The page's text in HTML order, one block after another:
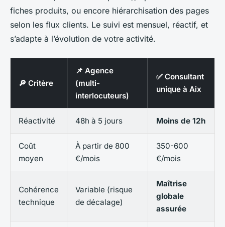
fiches produits, ou encore hiérarchisation des pages
selon les flux clients. Le suivi est mensuel, réactif, et
s’adapte à l’évolution de votre activité.
🔎 Critère
📌 Agence
(multi-
interlocuteurs)
✅ Consultant
unique à Aix
Réactivité 48h à 5 jours Moins de 12h
Coût
moyen
À partir de 800
€/mois
350-600
€/mois
Cohérence
technique
Variable (risque
de décalage)
Maîtrise
globale
assurée